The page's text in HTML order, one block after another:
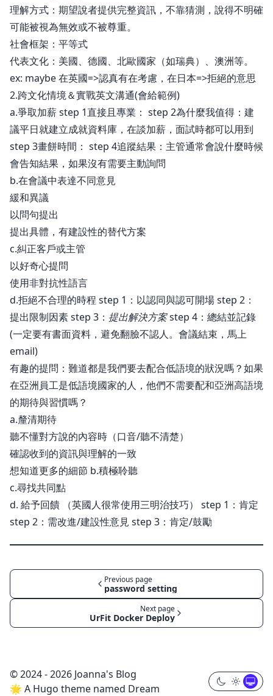
理解方式：期望說者提供完整資訊，不靠猜測，說得不明確
可能被視為無效或不被尊重。
社會框架：平等式
代表文化：美國、德國、北歐國家（如瑞典）、澳洲等。
ex: maybe 在英國=>認真有在考慮，在日本=>拒絕的意思
2.跨文化情境＆實戰英文溝通(會給範例)
a.爭取加薪 step 1直接且專業： step 2為什麼我值得：建
議平日就建立成就資料庫，在談加薪，面試時都可以用到
step 3畫餅時間： step 4追蹤結果：主管通常會說什麼時候
會告知結果，如果沒有需要主動詢問
b.在會議中表達不同意見
緩和異議
以問句提出
提出具體，有建設性的替代方案
c.糾正客戶或主管
以好奇心提問
使用非對抗性語言
d.拒絕不合理的時程 step 1：以認同與認可開場 step 2：
提出限制因素 step 3： 提出解決方案step 4：總結並記錄
(一定要有書面資料，避免翻臉不認人。會議結束，馬上
email)
有趣的提問：難道都是我們要去配合低語境的狀況嗎？如果
在亞洲員工是低語境國家的人，他們不需要配和亞洲高語境
的期待與習慣嗎？
a.釐清期待
聽不懂對方說的內容時（口音/聽不清楚）
確認收到的資訊與理解的一致
想知道更多的細節 b.積極聆聽
c.尋找共同點
d. 給予回饋 （英國人很常使用三明治技巧） step 1：肯定
step 2：需改進/建設性意見 step 3：肯定/鼓勵
Previous page
password setting
Next page
UrFit Docker Deploy
© 2024 - 2026 Joanna's Blog
🌟 A Hugo theme named Dream